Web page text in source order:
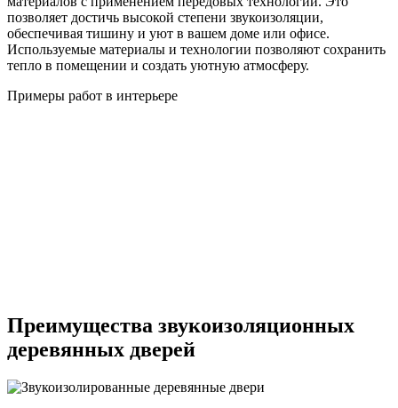
позволяет достичь высокой степени звукоизоляции,
обеспечивая тишину и уют в вашем доме или офисе.
Используемые материалы и технологии позволяют сохранить
тепло в помещении и создать уютную атмосферу.
Примеры работ в интерьере
Преимущества звукоизоляционных
деревянных дверей